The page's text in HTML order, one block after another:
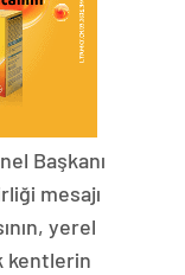
Başkanı
mesajı
yerel
kentlerin